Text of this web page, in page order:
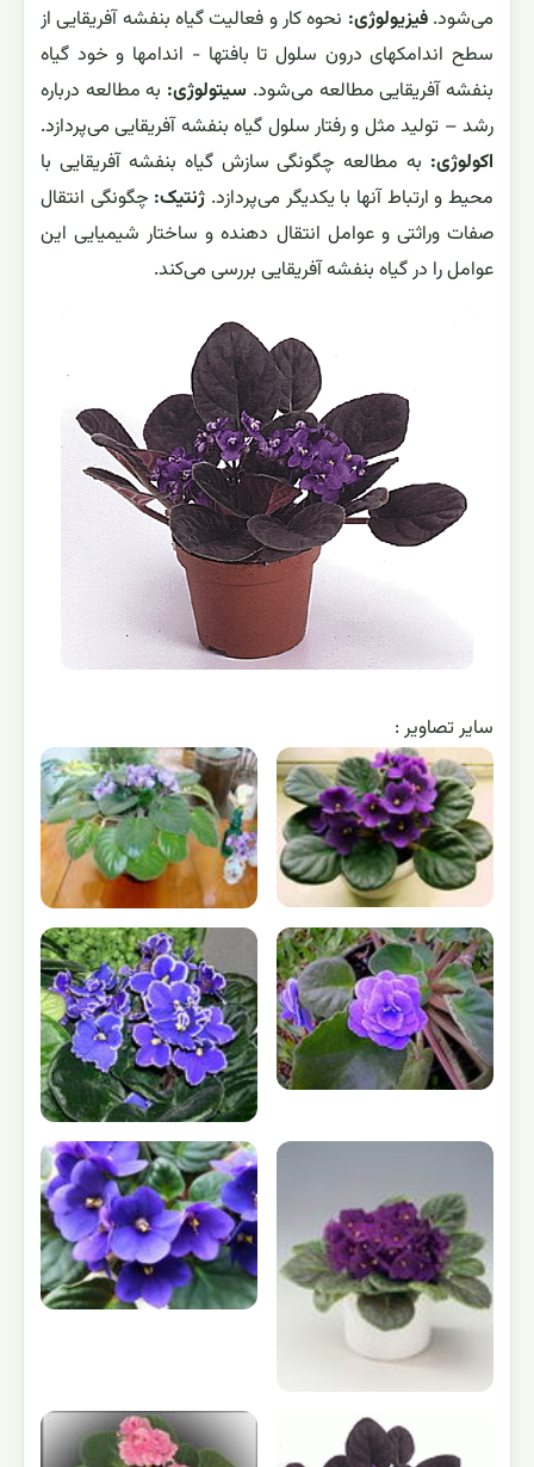
می‌شود. فیزیولوژی: نحوه کار و فعالیت گیاه بنفشه آفریقایی از
سطح اندامکهای درون سلول تا بافتها - اندامها و خود گیاه
بنفشه آفریقایی مطالعه می‌شود. سیتولوژی: به مطالعه درباره
رشد – تولید مثل و رفتار سلول گیاه بنفشه آفریقایی می‌پردازد.
اکولوژی: به مطالعه چگونگی سازش گیاه بنفشه آفریقایی با
محیط و ارتباط آنها با یکدیگر می‌پردازد. ژنتیک: چگونگی انتقال
صفات وراثتی و عوامل انتقال دهنده و ساختار شیمیایی این
عوامل را در گیاه بنفشه آفریقایی بررسی می‌کند.
ساير تصاوير :